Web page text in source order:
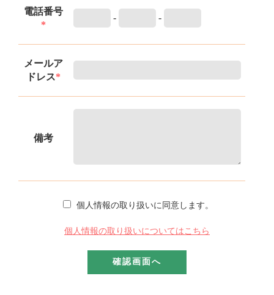
電話番号
*
- -
メールア
ドレス*
備考
個人情報の取り扱いに同意します。
個人情報の取り扱いについてはこちら